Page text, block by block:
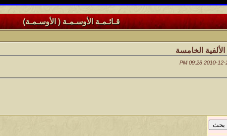
قـائـمـة الأوسـمـة ( الأوسـمـة)
الألفية الخامسة